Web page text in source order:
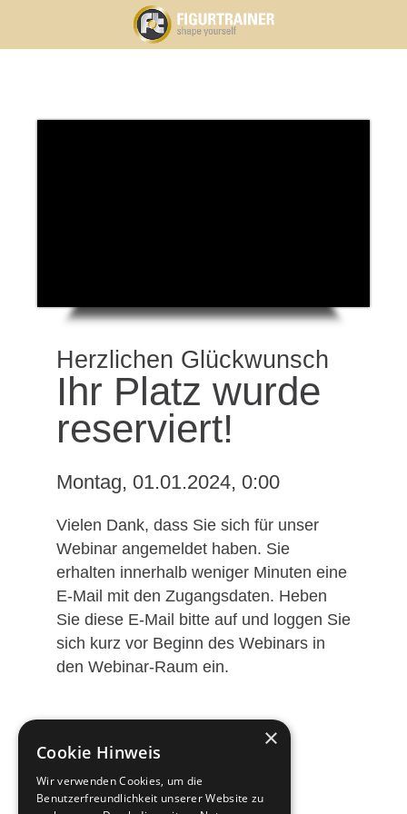
Herzlichen Glückwunsch
Ihr Platz wurde
reserviert!
Montag, 01.01.2024, 0:00
Vielen Dank, dass Sie sich für unser
Webinar angemeldet haben. Sie
erhalten innerhalb weniger Minuten eine
E-Mail mit den Zugangsdaten. Heben
Sie diese E-Mail bitte auf und loggen Sie
sich kurz vor Beginn des Webinars in
den Webinar-Raum ein.
×
Cookie Hinweis
Wir verwenden Cookies, um die
Benutzerfreundlichkeit unserer Website zu